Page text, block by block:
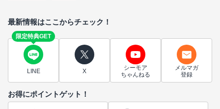
最新情報はここからチェック！
限定特典GET
LINE X
シーモア
ちゃんねる
メルマガ
登録
お得にポイントゲット！